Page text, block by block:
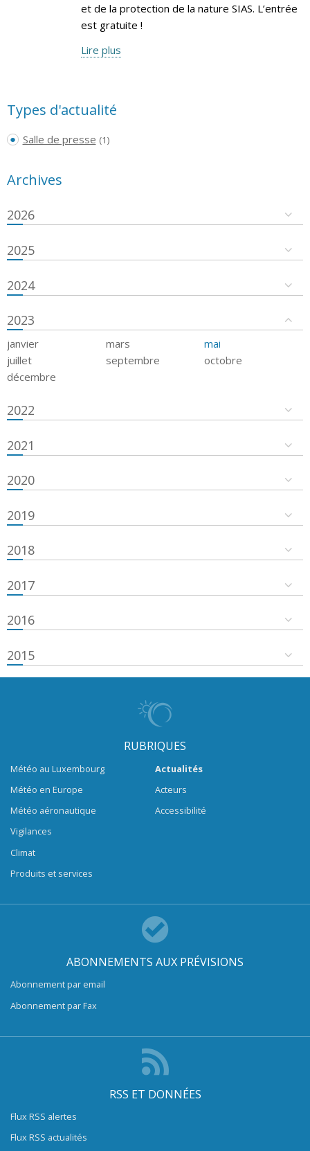
et de la protection de la nature SIAS. L’entrée
est gratuite !
Lire plus
Types d'actualité
Salle de presse (1)
Archives
2026
2025
2024
2023
janvier mars
mai
juillet
septembre
octobre
décembre
2022
2021
2020
2019
2018
2017
2016
2015
RUBRIQUES
Météo au Luxembourg
Météo en Europe
Météo aéronautique
Vigilances
Climat
Produits et services
Actualités
Acteurs
Accessibilité
ABONNEMENTS AUX PRÉVISIONS
Abonnement par email
Abonnement par Fax
RSS ET DONNÉES
Flux RSS alertes
Flux RSS actualités